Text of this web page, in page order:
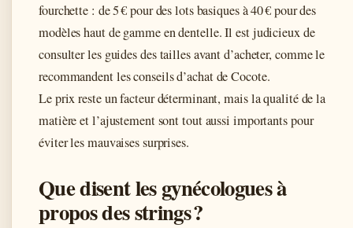
fourchette : de 5 € pour des lots basiques à 40 € pour des
modèles haut de gamme en dentelle. Il est judicieux de
consulter les guides des tailles avant d’acheter, comme le
recommandent les conseils d’achat de Cocote.
Le prix reste un facteur déterminant, mais la qualité de la
matière et l’ajustement sont tout aussi importants pour
éviter les mauvaises surprises.
Que disent les gynécologues à
propos des strings ?